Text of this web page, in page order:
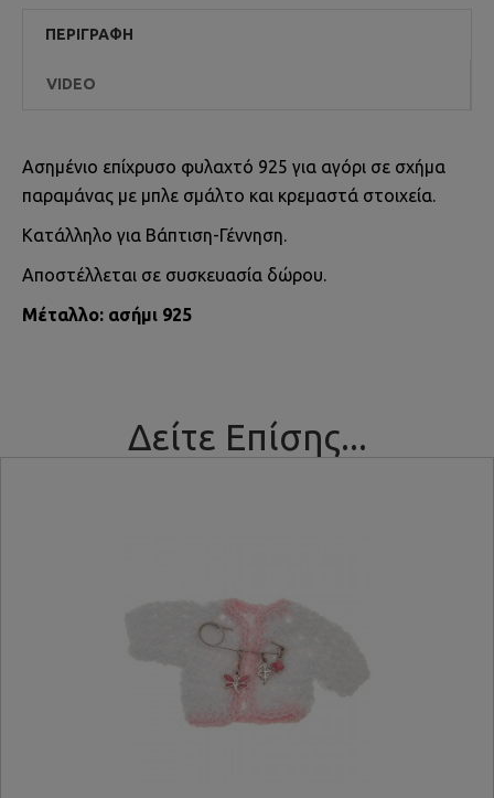
ΠΕΡΙΓΡΑΦΉ
VIDEO
Ασημένιο επίχρυσο φυλαχτό 925 για αγόρι σε σχήμα
παραμάνας με μπλε σμάλτο και κρεμαστά στοιχεία.
Κατάλληλο για Βάπτιση-Γέννηση.
Αποστέλλεται σε συσκευασία δώρου.
Μέταλλο: ασήμι 925
Δείτε Επίσης...